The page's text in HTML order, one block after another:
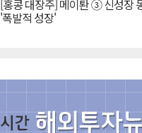
[홍콩 대장주] 메이퇀 ③ 신성장
'폭발적 성장'